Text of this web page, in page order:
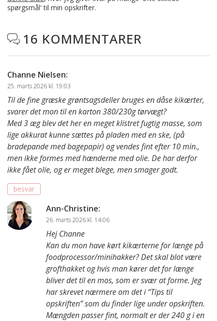
spørgsmål' til min opskrifter.
 16 KOMMENTARER
Channe Nielsen:
25. marts 2026 kl. 19:03
Til de fine græske grøntsagsdeller bruges en dåse kikærter,
svarer det mon til en karton 380/230g tørvægt?
Med 3 æg blev det her en meget klistret fugtig masse, som
lige akkurat kunne sættes på pladen med en ske, (på
bradepande med bagepapir) og vendes fint efter 10 min.,
men ikke formes med hænderne med olie. De har derfor
ikke fået olie, og er meget blege, men smager godt.
besvar
Ann-Christine:
26. marts 2026 kl. 14:06
Hej Channe
Kan du mon have kørt kikærterne for længe på
foodprocessor/minihakker? Det skal blot være
grofthakket og hvis man kører det for længe
bliver det til en mos, som er svær at forme. Jeg
har skrevet nærmere om det i “Tips til
opskriften” som du finder lige under opskriften.
Mængden passer fint, normalt er der 240 g i en